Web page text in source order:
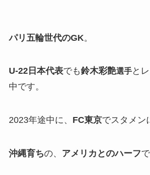
パリ五輪世代のGK。
U-22日本代表でも鈴木彩艶選手と
中です。
2023年途中に、 FC東京でスタメン
沖縄育ちの、 アメリカとのハーフ